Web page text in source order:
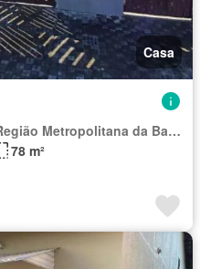
Casa
Região Imediata de Santos, Região Metropolitana da Baixada Santista
78 m²